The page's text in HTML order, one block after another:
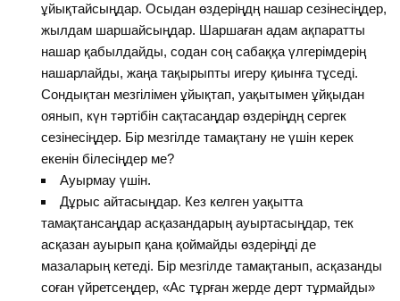
ұйықтайсыңдар. Осыдан өздеріңдң нашар сезінесіңдер,
жылдам шаршайсыңдар. Шаршаған адам ақпаратты
нашар қабылдайды, содан соң сабаққа үлгерімдерің
нашарлайды, жаңа тақырыпты игеру қиынға тұседі.
Сондықтан мезгілімен ұйықтап, уақытымен ұйқыдан
оянып, күн тәртібін сақтасаңдар өздеріңдң сергек
сезінесіңдер. Бір мезгілде тамақтану не үшін керек
екенін білесіңдер ме?
Ауырмау үшін.
Дұрыс айтасыңдар. Кез келген уақытта
тамақтансаңдар асқазандарың ауыртасыңдар, тек
асқазан ауырып қана қоймайды өздеріңді де
мазаларың кетеді. Бір мезгілде тамақтанып, асқазанды
соған үйретсеңдер, «Ас тұрған жерде дерт тұрмайды»